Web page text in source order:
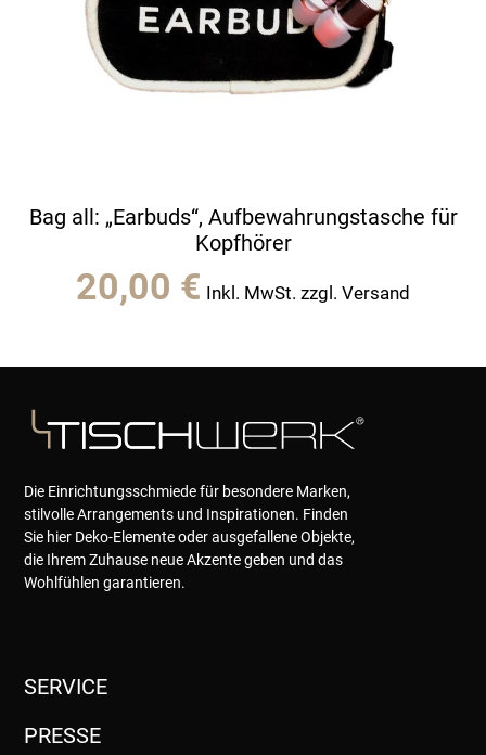
Bag all: „Earbuds“, Aufbewahrungstasche für
Kopfhörer
20,00 € Inkl. MwSt. zzgl. Versand
Die Einrichtungsschmiede für besondere Marken,
stilvolle Arrangements und Inspirationen. Finden
Sie hier Deko-Elemente oder ausgefallene Objekte,
die Ihrem Zuhause neue Akzente geben und das
Wohlfühlen garantieren.
SERVICE
PRESSE